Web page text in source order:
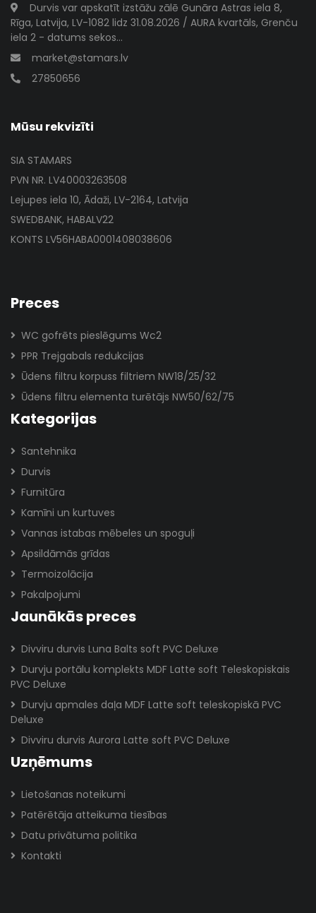
Durvis var apskatīt izstāžu zālē Gunāra Astras iela 8,
Rīga, Latvija, LV-1082 lidz 31.08.2026 / AURA kvartāls, Grenču
iela 2 - datums sekos...
market@stamars.lv
27850656
Mūsu rekvizīti
SIA STAMARS
PVN NR. LV40003263508
Lejupes iela 10, Ādaži, LV-2164, Latvija
SWEDBANK, HABALV22
KONTS LV56HABA0001408038606
Preces
WC gofrēts pieslēgums Wc2
PPR Trejgabals redukcijas
Ūdens filtru korpuss filtriem NW18/25/32
Ūdens filtru elementa turētājs NW50/62/75
Kategorijas
Santehnika
Durvis
Furnitūra
Kamīni un kurtuves
Vannas istabas mēbeles un spoguļi
Apsildāmās grīdas
Termoizolācija
Pakalpojumi
Jaunākās preces
Divviru durvis Luna Balts soft PVC Deluxe
Durvju portālu komplekts MDF Latte soft Teleskopiskais
PVC Deluxe
Durvju apmales daļa MDF Latte soft teleskopiskā PVC
Deluxe
Divviru durvis Aurora Latte soft PVC Deluxe
Uzņēmums
Lietošanas noteikumi
Patērētāja atteikuma tiesības
Datu privātuma politika
Kontakti